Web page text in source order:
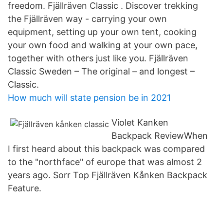
freedom. Fjällräven Classic . Discover trekking
the Fjällräven way - carrying your own
equipment, setting up your own tent, cooking
your own food and walking at your own pace,
together with others just like you. Fjällräven
Classic Sweden – The original – and longest –
Classic.
How much will state pension be in 2021
Violet Kanken
Backpack ReviewWhen
I first heard about this backpack was compared
to the "northface" of europe that was almost 2
years ago. Sorr Top Fjällräven Kånken Backpack
Feature.